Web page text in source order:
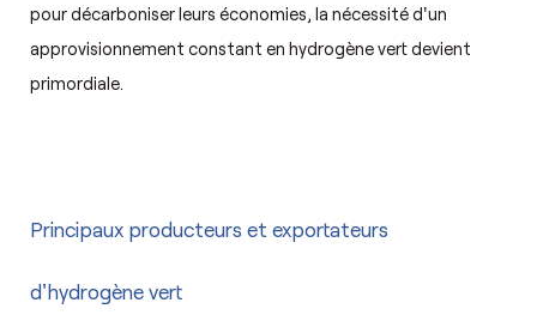
pour décarboniser leurs économies, la nécessité d'un
approvisionnement constant en hydrogène vert devient
primordiale.
Principaux producteurs et exportateurs
d'hydrogène vert